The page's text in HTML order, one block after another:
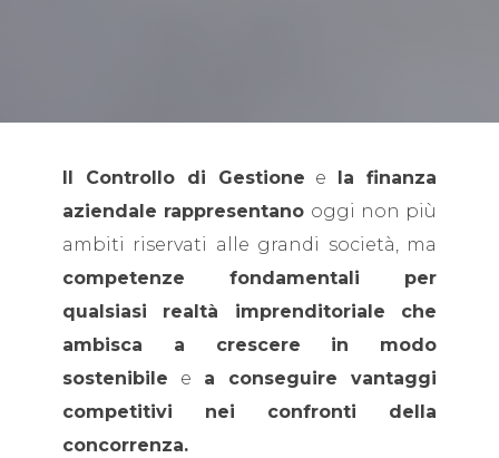
Il Controllo di Gestione e
la finanza
aziendale rappresentano oggi non più
ambiti riservati alle grandi società, ma
competenze fondamentali per
qualsiasi realtà imprenditoriale che
ambisca a crescere in modo
sostenibile e a conseguire vantaggi
competitivi nei confronti della
concorrenza.